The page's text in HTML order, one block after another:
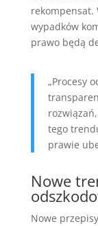
rekompensat.
wypadków
prawo będą
„Procesy
tego
prawie
Nowe
Nowe